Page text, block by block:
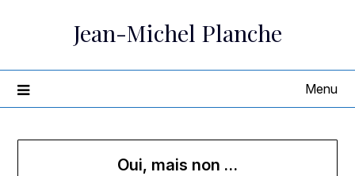
Jean-Michel Planche
Menu
Oui, mais non …